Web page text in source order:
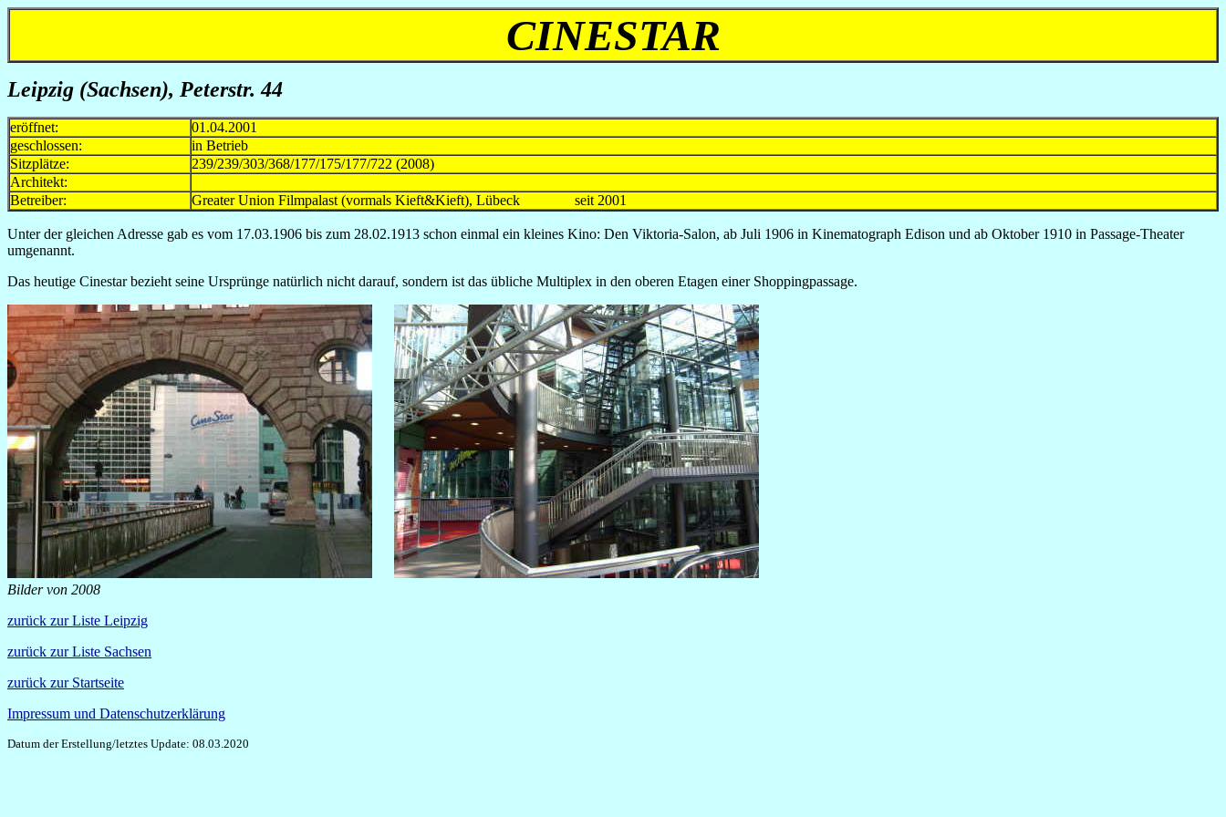
CINESTAR
Leipzig (Sachsen), Peterstr. 44
eröffnet:
01.04.2001
geschlossen:
in Betrieb
Sitzplätze:
239/239/303/368/177/175/177/722 (2008)
Architekt:
Betreiber:
Greater Union Filmpalast (vormals Kieft&Kieft), Lübeck seit 2001
Unter der gleichen Adresse gab es vom 17.03.1906 bis zum 28.02.1913 schon einmal ein kleines Kino: Den Viktoria-Salon, ab Juli 1906 in Kinematograph Edison und ab Oktober 1910 in Passage-Theater
umgenannt.
Das heutige Cinestar bezieht seine Ursprünge natürlich nicht darauf, sondern ist das übliche Multiplex in den oberen Etagen einer Shoppingpassage.
Bilder von 2008
zurück zur Liste Leipzig
zurück zur Liste Sachsen
zurück zur Startseite
Impressum und Datenschutzerklärung
Datum der Erstellung/letztes Update: 08.03.2020